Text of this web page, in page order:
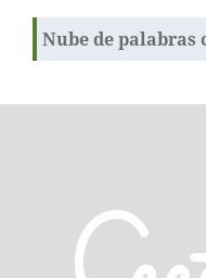
Nube de palabras